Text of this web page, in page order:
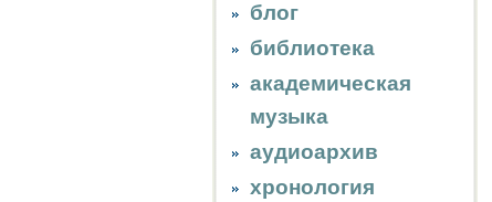
блог
библиотека
академическая
музыка
аудиоархив
хронология